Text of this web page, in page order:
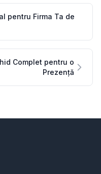
pentru Firma Ta de
Complet pentru o
Prezență